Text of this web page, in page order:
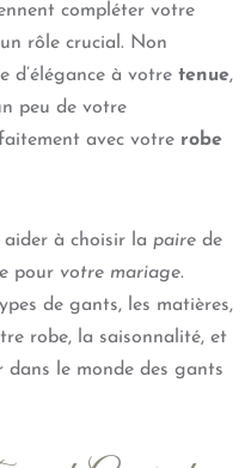
compléter votre
rôle crucial. Non
d’élégance à votre tenue,
peu de votre
avec votre robe
à choisir la paire de
pour votre mariage.
de gants, les matières,
robe, la saisonnalité, et
dans le monde des gants